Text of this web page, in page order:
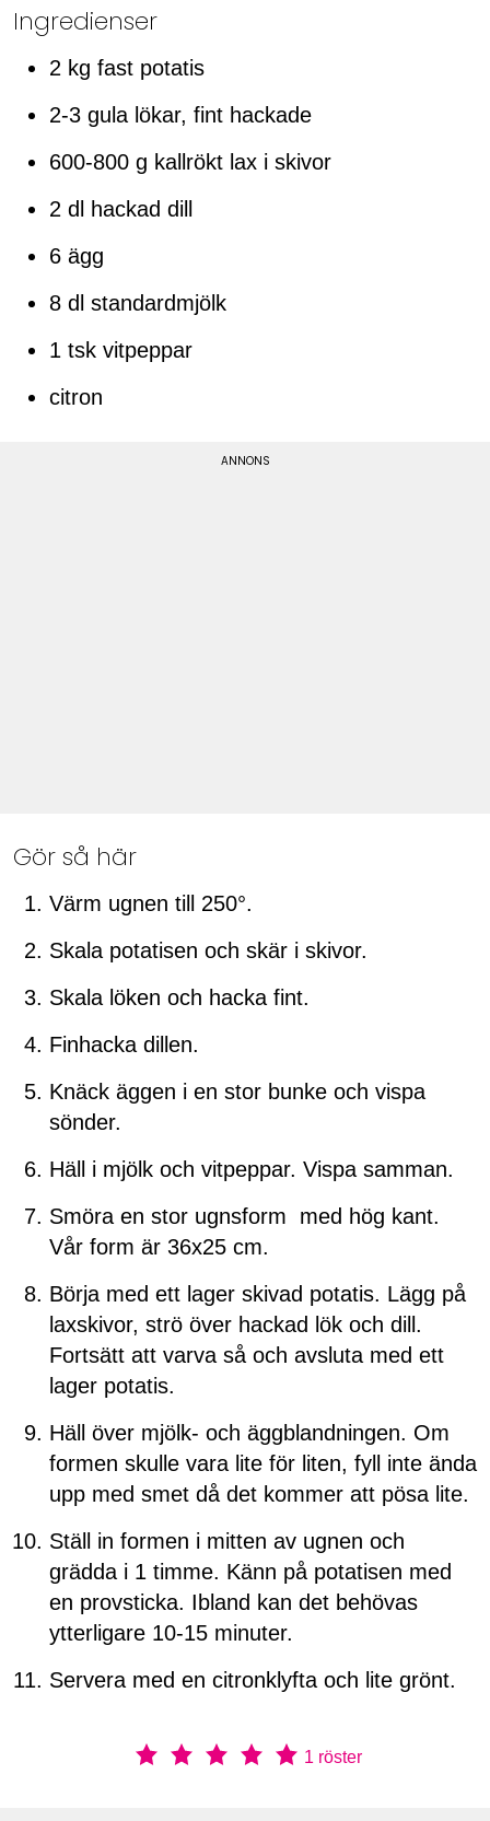
Ingredienser
2 kg fast potatis
2-3 gula lökar, fint hackade
600-800 g kallrökt lax i skivor
2 dl hackad dill
6 ägg
8 dl standardmjölk
1 tsk vitpeppar
citron
Gör så här
Värm ugnen till 250°.
Skala potatisen och skär i skivor.
Skala löken och hacka fint.
Finhacka dillen.
Knäck äggen i en stor bunke och vispa
sönder.
Häll i mjölk och vitpeppar. Vispa samman.
Smöra en stor ugnsform med hög kant.
Vår form är 36x25 cm.
Börja med ett lager skivad potatis. Lägg på
laxskivor, strö över hackad lök och dill.
Fortsätt att varva så och avsluta med ett
lager potatis.
Häll över mjölk- och äggblandningen. Om
formen skulle vara lite för liten, fyll inte ända
upp med smet då det kommer att pösa lite.
Ställ in formen i mitten av ugnen och
grädda i 1 timme. Känn på potatisen med
en provsticka. Ibland kan det behövas
ytterligare 10-15 minuter.
Servera med en citronklyfta och lite grönt.
1 röster